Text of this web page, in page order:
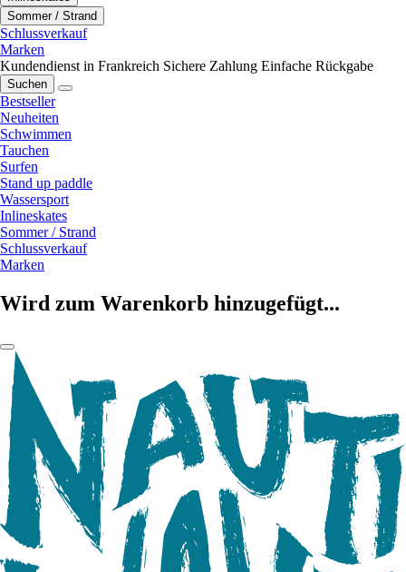
Sommer / Strand
Schlussverkauf
Marken
Kundendienst in Frankreich Sichere Zahlung Einfache Rückgabe
Suchen
Bestseller
Neuheiten
Schwimmen
Tauchen
Surfen
Stand up paddle
Wassersport
Inlineskates
Sommer / Strand
Schlussverkauf
Marken
Wird zum Warenkorb hinzugefügt...